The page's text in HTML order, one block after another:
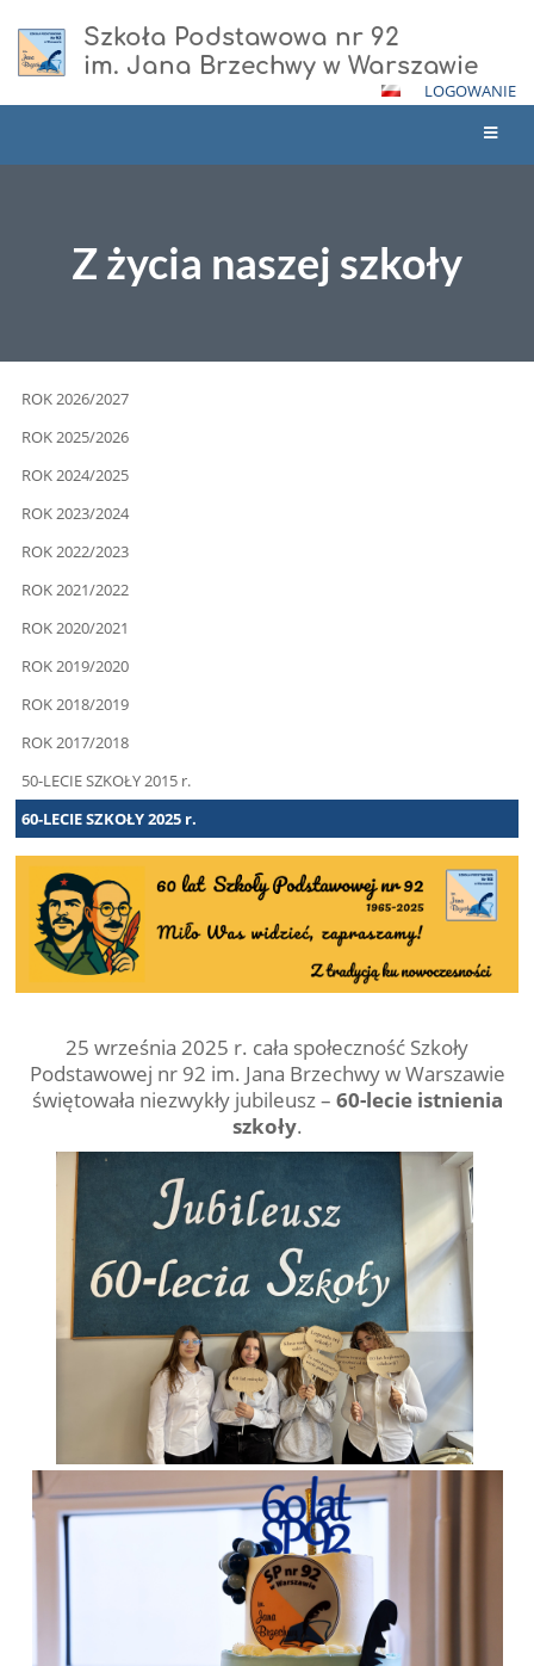
Szkoła Podstawowa nr 92
im. Jana Brzechwy w Warszawie
LOGOWANIE
Z życia naszej szkoły
Z
szkoły
ROK 2026/2027
ROK 2025/2026
ROK 2024/2025
ROK 2023/2024
ROK 2022/2023
ROK 2021/2022
ROK 2020/2021
ROK 2019/2020
ROK 2018/2019
ROK 2017/2018
50-LECIE SZKOŁY 2015 r.
60-LECIE SZKOŁY 2025 r.
25 września 2025 r. cała społeczność Szkoły
Podstawowej nr 92 im. Jana Brzechwy w Warszawie
świętowała niezwykły jubileusz – 60-lecie istnienia
szkoły.